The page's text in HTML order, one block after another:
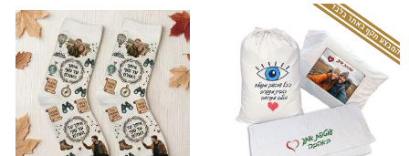
המבצע תקף באתר בלבד